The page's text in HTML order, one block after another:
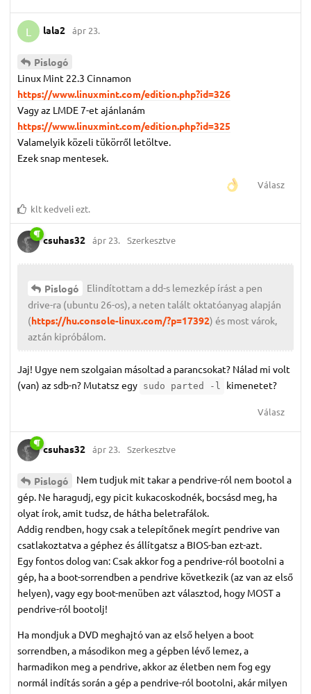
L lala2 ápr 23.
Pislogó
Linux Mint 22.3 Cinnamon
https://www.linuxmint.com/edition.php?id=326
Vagy az LMDE 7-et ajánlanám
https://www.linuxmint.com/edition.php?id=325
Valamelyik közeli tükörről letöltve.
Ezek snap mentesek.
Válasz
klt kedveli ezt.
csuhas32 ápr 23. Szerkesztve
Pislogó
Elindítottam a dd-s lemezkép írást a pen
drive-ra (ubuntu 26-os), a neten talált oktatóanyag alapján
(https://hu.console-linux.com/?p=17392) és most várok,
aztán kipróbálom.
Jaj! Ugye nem szolgaian másoltad a parancsokat? Nálad mi volt
(van) az sdb-n? Mutatsz egy sudo parted -l kimenetet?
Válasz
csuhas32 ápr 23. Szerkesztve
Pislogó
Nem tudjuk mit takar a pendrive-ról nem bootol a
gép. Ne haragudj, egy picit kukacoskodnék, bocsásd meg, ha
olyat írok, amit tudsz, de hátha beletrafálok.
Addig rendben, hogy csak a telepítőnek megírt pendrive van
csatlakoztatva a géphez és állítgatsz a BIOS-ban ezt-azt.
Egy fontos dolog van: Csak akkor fog a pendrive-ról bootolni a
gép, ha a boot-sorrendben a pendrive következik (az van az első
helyen), vagy egy boot-menüben azt választod, hogy MOST a
pendrive-ról bootolj!
Ha mondjuk a DVD meghajtó van az első helyen a boot
sorrendben, a másodikon meg a gépben lévő lemez, a
harmadikon meg a pendrive, akkor az életben nem fog egy
normál indítás során a gép a pendrive-ról bootolni, akár milyen